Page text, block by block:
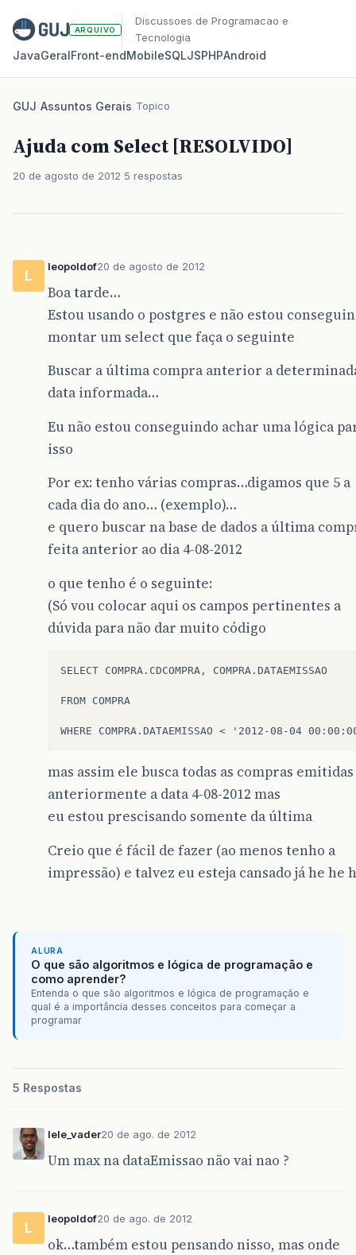
ARQUIVO
Discussoes de Programacao e
Tecnologia
JavaGeralFront‑endMobileSQLJSPHPAndroid
GUJ/Assuntos Gerais/Topico
Ajuda com Select [RESOLVIDO]
20 de agosto de 2012 5 respostas
L
leopoldof20 de agosto de 2012
Boa tarde…
Estou usando o postgres e não estou
montar um select que faça o seguinte
Buscar a última compra anterior a
data informada…
Eu não estou conseguindo achar uma lógica
isso
Por ex: tenho várias compras…digamos que 5 a
cada dia do ano… (exemplo)…
e quero buscar na base de dados a última
feita anterior ao dia 4-08-2012
o que tenho é o seguinte:
(Só vou colocar aqui os campos pertinentes a
dúvida para não dar muito código
SELECT COMPRA.CDCOMPRA, COMPRA.DATAEMISSAO
FROM COMPRA
mas assim ele busca todas as compras emitidas
anteriormente a data 4-08-2012 mas
eu estou prescisando somente da última
Creio que é fácil de fazer (ao menos tenho a
impressão) e talvez eu esteja cansado já he he
ALURA
O que são algoritmos e lógica de programação e
como aprender?
Entenda o que são algoritmos e lógica de programação e
qual é a importância desses conceitos para começar a
programar
5 Respostas
lele_vader20 de ago. de 2012
Um max na dataEmissao não vai nao ?
L
leopoldof20 de ago. de 2012
ok…também estou pensando nisso, mas onde